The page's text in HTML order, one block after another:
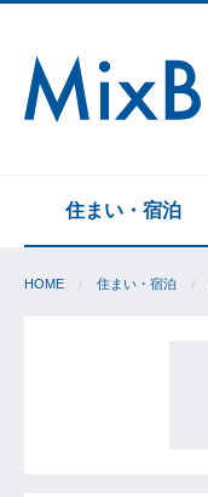
住まい・宿泊
HOME 住まい・宿泊